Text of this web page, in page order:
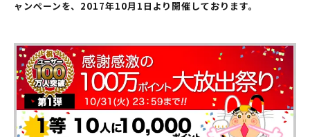
ャンペーンを、 2017年10月 1 日より開催しております。